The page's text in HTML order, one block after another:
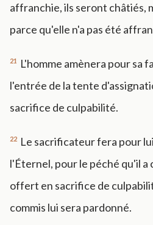
affranchie, ils seront châtiés,
parce qu'elle n'a pas été
21
L'homme amènera pour sa
l'entrée de la tente
sacrifice de culpabilité.
22 Le sacrificateur fera pour
l'Éternel, pour le péché qu'il a
offert en sacrifice de
commis lui sera pardonné.